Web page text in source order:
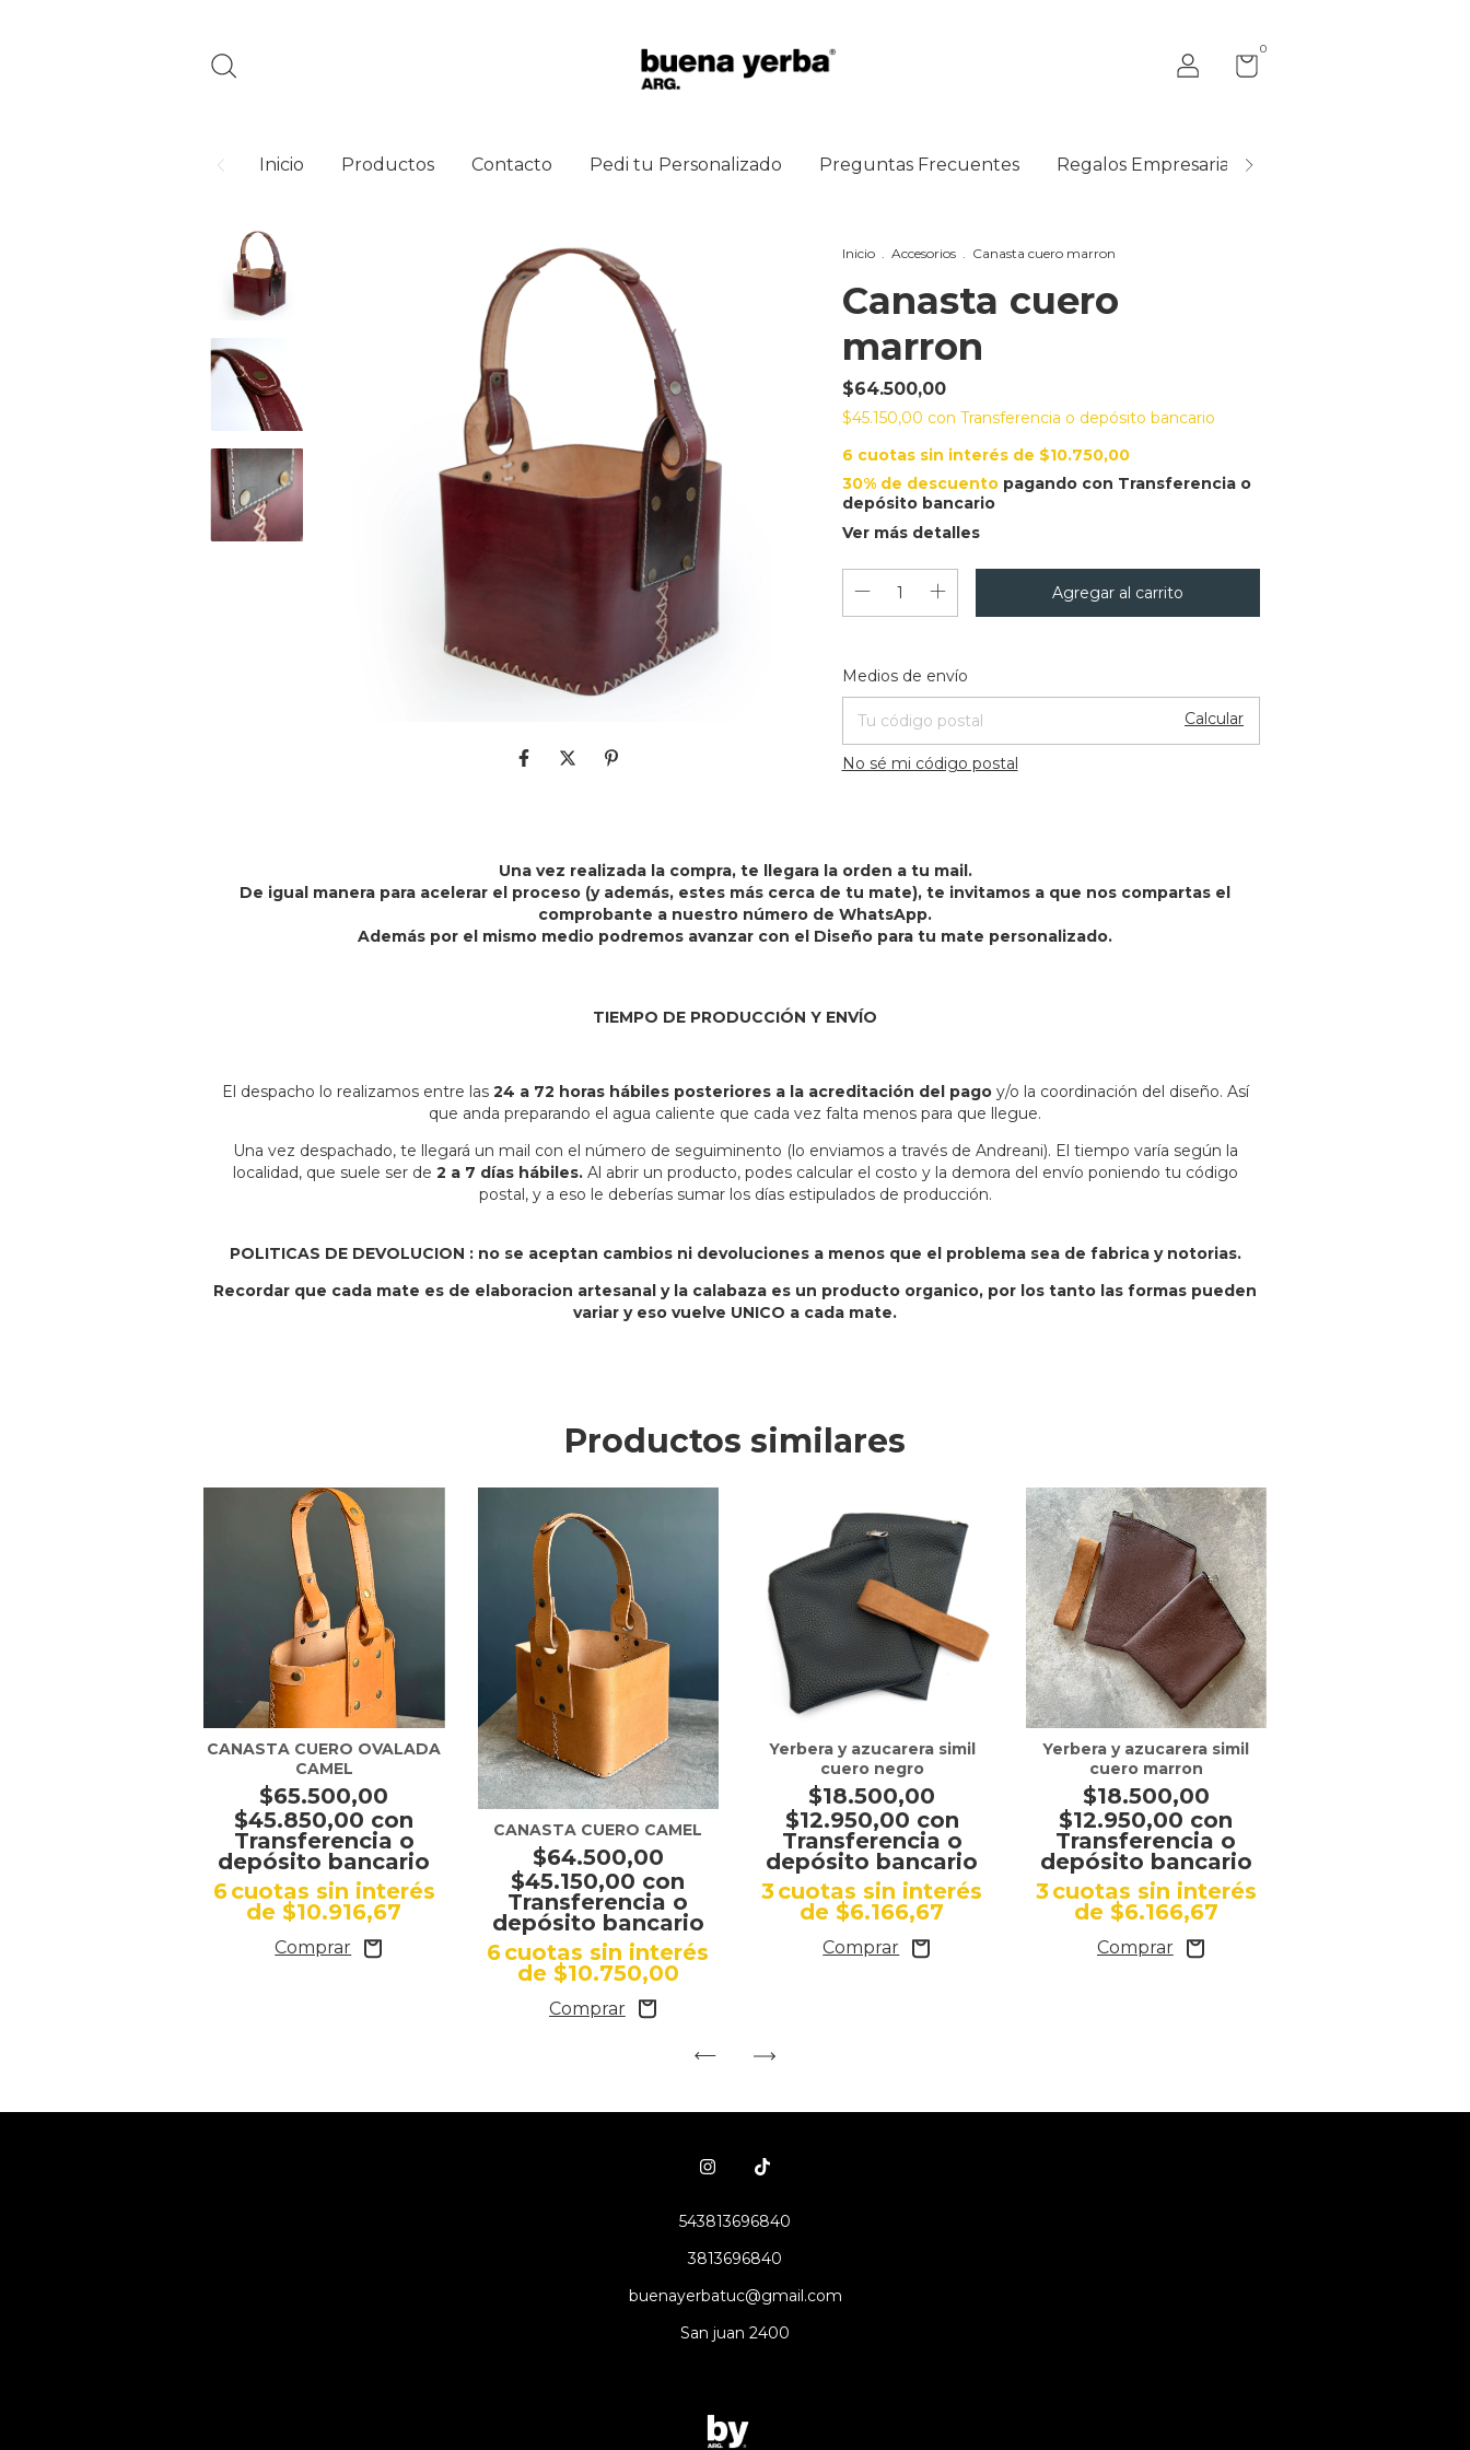
0
Inicio Productos Contacto Pedi tu Personalizado Preguntas Frecuentes Regalos Empresariales
Inicio Accesorios Canasta cuero marron
Canasta cuero
marron
$64.500,00
$45.150,00 con Transferencia o depósito bancario
6 cuotas sin interés de $10.750,00
30% de descuentopagando con Transferencia o
depósito bancario
Ver más detalles
Entregas para el CP:
Medios de envío
Calcular
No sé mi código postal
Una vez realizada la compra, te llegara la orden a tu mail.
De igual manera para acelerar el proceso (y además, estes más cerca de tu mate), te invitamos a que nos compartas el
comprobante a nuestro número de WhatsApp.
Además por el mismo medio podremos avanzar con el Diseño para tu mate personalizado.
TIEMPO DE PRODUCCIÓN Y ENVÍO
El despacho lo realizamos entre las 24 a 72 horas hábiles posteriores a la acreditación del pago y/o la coordinación del diseño. Así
que anda preparando el agua caliente que cada vez falta menos para que llegue.
Una vez despachado, te llegará un mail con el número de seguiminento (lo enviamos a través de Andreani). El tiempo varía según la
localidad, que suele ser de 2 a 7 días hábiles.Al abrir un producto, podes calcular el costo y la demora del envío poniendo tu código
postal, y a eso le deberías sumar los días estipulados de producción.
POLITICAS DE DEVOLUCION : no se aceptan cambios ni devoluciones a menos que el problema sea de fabrica y notorias.
Recordar que cada mate es de elaboracion artesanal y la calabaza es un producto organico, por los tanto las formas pueden
variar y eso vuelve UNICO a cada mate.
Productos similares
CANASTA CUERO OVALADA
CAMEL
$65.500,00
$45.850,00 con
Transferencia o
depósito bancario
6cuotas sin interés
de$10.916,67
CANASTA CUERO CAMEL
$64.500,00
$45.150,00 con
Transferencia o
depósito bancario
6cuotas sin interés
de $10.750,00
Yerbera y azucarera simil
cuero negro
$18.500,00
$12.950,00 con
Transferencia o
depósito bancario
3cuotas sin interés
de$6.166,67
Yerbera y azucarera simil
cuero marron
$18.500,00
$12.950,00 con
Transferencia o
depósito bancario
3cuotas sin interés
de $6.166,67
543813696840
3813696840
buenayerbatuc@gmail.com
San juan 2400